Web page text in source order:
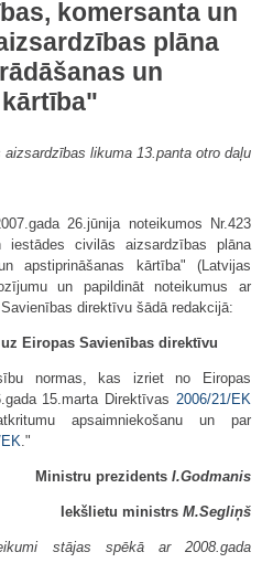
komersanta un
plāna
un
likuma 13.panta otro daļu
26.jūnija noteikumos Nr.423
iestādes civilās aizsardzības plāna
apstiprināšanas kārtība" (Latvijas
un papildināt noteikumus ar
direktīvu šādā redakcijā:
uz Eiropas Savienības direktīvu
normas, kas izriet no Eiropas
15.marta Direktīvas 2006/21/EK
apsaimniekošanu un par
."
Ministru prezidents I.Godmanis
Iekšlietu ministrs M.Segliņš
stājas spēkā ar 2008.gada